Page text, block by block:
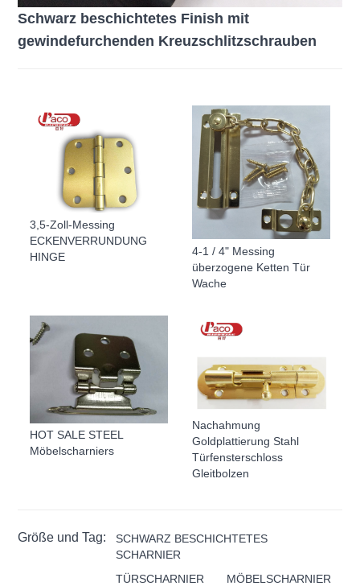
Schwarz beschichtetes Finish mit
gewindefurchenden Kreuzschlitzschrauben
3,5-Zoll-Messing
ECKENVERRUNDUNG
HINGE
4-1 / 4" Messing
überzogene Ketten Tür
Wache
HOT SALE STEEL
Möbelscharniers
Nachahmung
Goldplattierung Stahl
Türfensterschloss
Gleitbolzen
Größe und Tag:
SCHWARZ BESCHICHTETES
SCHARNIER
TÜRSCHARNIER
MÖBELSCHARNIER